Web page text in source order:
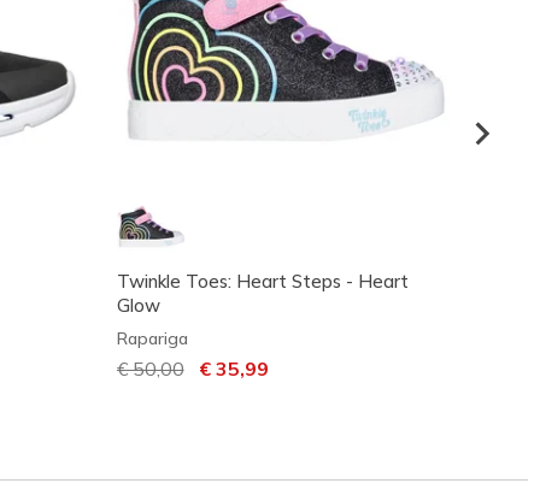
Twinkle Toes: Heart Steps - Heart
Glow
Rapariga
Preço com desconto de
€ 50,00para
€ 35,99